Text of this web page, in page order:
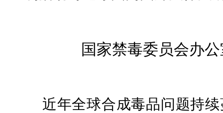
国家禁毒委员会办
近年全球合成毒品问题持